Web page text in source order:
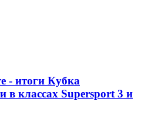
- итоги Кубка
в классах Supersport 3 и